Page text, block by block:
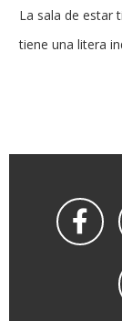
La sala de estar
tiene una litera